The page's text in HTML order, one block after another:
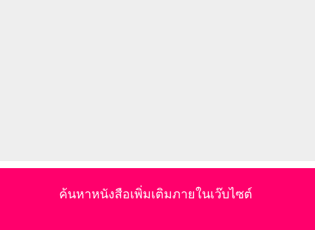
ค้นหาหนังสือเพิ่มเติมภายในเว๊บไซต์